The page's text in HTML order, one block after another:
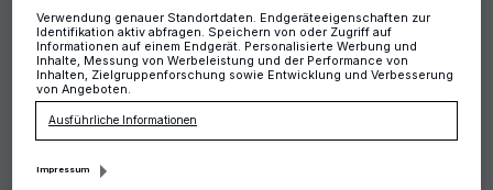
Verwendung genauer Standortdaten. Endgeräteeigenschaften zur
Identifikation aktiv abfragen. Speichern von oder Zugriff auf
Informationen auf einem Endgerät. Personalisierte Werbung und
Inhalte, Messung von Werbeleistung und der Performance von
Inhalten, Zielgruppenforschung sowie Entwicklung und Verbesserung
von Angeboten.
Ausführliche Informationen
Impressum